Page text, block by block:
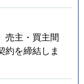
売主・買主間
約を締結しま